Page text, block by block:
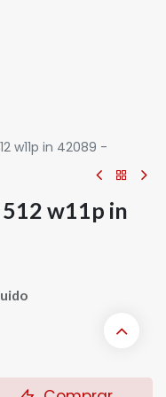
w11p in 42089 -
w11p in